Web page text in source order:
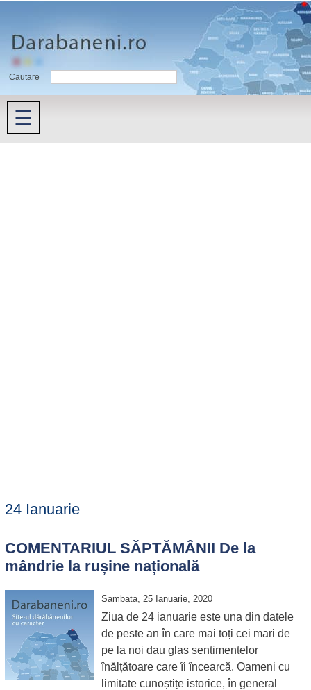
Cautare
☰
24 Ianuarie
COMENTARIUL SĂPTĂMÂNII De la
mândrie la rușine națională
Sambata, 25 Ianuarie, 2020
Ziua de 24 ianuarie este una din datele
de peste an în care mai toți cei mari de
pe la noi dau glas sentimentelor
înălțătoare care îi încearcă. Oameni cu
limitate cunoștițe istorice, în general